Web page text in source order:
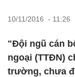
10/11/2016 - 11:26
"Đội ngũ cán
ngoại (TTĐN)
trường, chưa